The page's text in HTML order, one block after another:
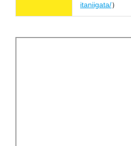
itaniigata/）